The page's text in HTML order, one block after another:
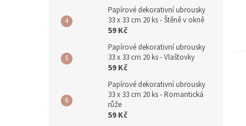
Papírové dekorativní ubrousky
33 x 33 cm 20 ks - Štěně v okně
59 Kč
Papírové dekorativní ubrousky
33 x 33 cm 20 ks - Vlaštovky
59 Kč
Papírové dekorativní ubrousky
33 x 33 cm 20 ks - Romantická
růže
59 Kč